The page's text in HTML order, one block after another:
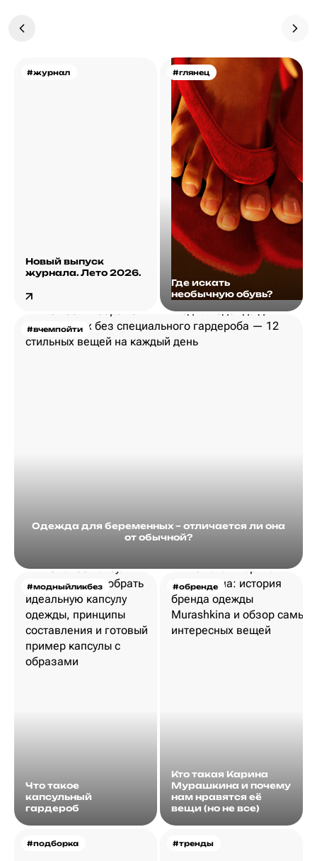
#журнал
Новый выпуск
журнала. Лето 2026.
#глянец
Где искать
необычную обувь?
#вчемпойти
Одежда для беременных – отличается ли она
от обычной?
#модныйликбез
Что такое
капсульный
гардероб
#обренде
Кто такая Карина
Мурашкина и почему
нам нравятся её
вещи (но не все)
#подборка #тренды